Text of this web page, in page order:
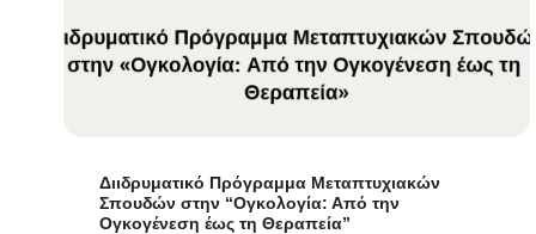
Διιδρυματικό Πρόγραμμα Μεταπτυχιακών
Σπουδών στην “Ογκολογία: Από την
Ογκογένεση έως τη Θεραπεία”